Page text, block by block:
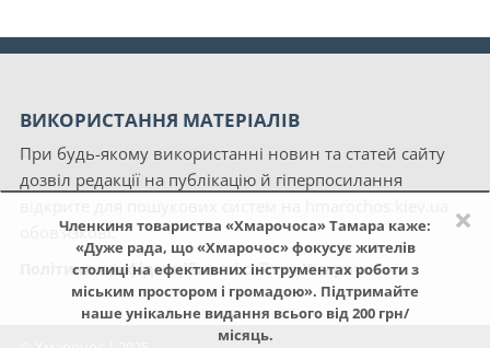
×
Членкиня товариства «Хмарочоса» Тамара каже:
«Дуже рада, що «Хмарочос» фокусує жителів
столиці на ефективних інструментах роботи з
міським простором і громадою». Підтримайте
наше унікальне видання всього від 200 грн/
місяць.
ВИКОРИСТАННЯ МАТЕРІАЛІВ
При будь-якому використанні новин та статей сайту
дозвіл редакції на публікацію й гіперпосилання
обов'язкові.
Політика конфіденційності сайту «Хмарочос»